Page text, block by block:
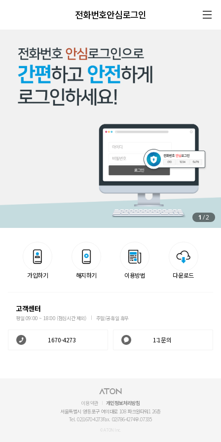
전화번호안심로그인
1 /2
가입하기 해지하기 이용방법 다운로드
고객센터
평일 09:00 ~ 18:00 (점심시간 제외) 주말/공휴일 휴무
1670-4273 1:1문의
이용약관
개인정보처리방침
서울특별시 영등포구 여의대로 108 파크원타워1 26층
Tel. 02)1670-4273Fax. 02)786-4274우.07335
© ATON Inc.